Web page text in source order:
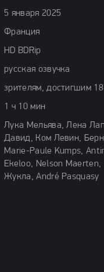
5 января 2025
Франция
HD BDRip
русская озвучка
зрителям, достигшим
1 ч 10 мин
Лука Мельява, Лена
Давид, Ком Левин,
Marie-Paule Kumps,
Ekeloo, Nelson Maerten,
Жукла, André Pasquasy